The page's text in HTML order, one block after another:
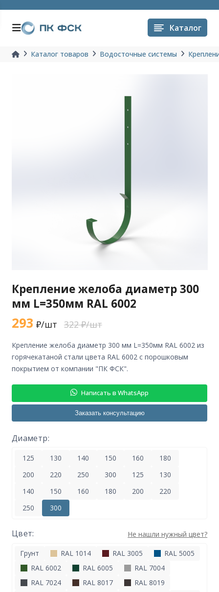
Каталог
Каталог товаров Водосточные системы
Крепление желоба диаметр 300
мм L=350мм RAL 6002
293 ₽/шт 322 ₽/шт
крепление желоба диаметр 300 мм L=350мм RAL 6002 из
горячекатаной стали цвета RAL 6002 с порошковым
покрытием от компании "ПК ФСК".
Написать в WhatsApp
Заказать консультацию
Диаметр:
125 130 140 150 160
180
200
220 250 300 125
130
140
150 160 180 200
220
250
300
Цвет: Не нашли нужный цвет?
Грунт RAL 1014 RAL 3005
RAL 5005
RAL 6002
RAL 6005
RAL 7004
RAL 7024
RAL 8017
RAL 8019